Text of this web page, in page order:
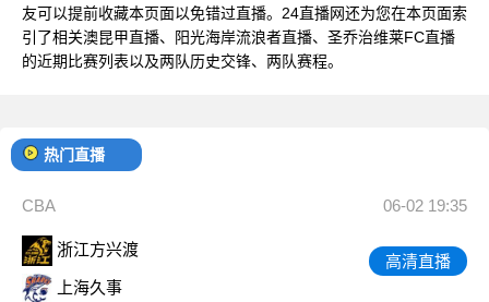
友可以提前收藏本页面以免错过直播。24直播网还为您在本页面索
引了相关澳昆甲直播、阳光海岸流浪者直播、圣乔治维莱FC直播
的近期比赛列表以及两队历史交锋、两队赛程。
热门直播
CBA 06-02 19:35
浙江方兴渡
上海久事
高清直播